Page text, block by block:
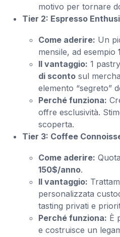
motivo per tornare
Tier 2: Espresso
Come aderire: Un
mensile, ad esempio
Il vantaggio: 1
di sconto sul
elemento “segreto”
Perché funziona:
offre esclusività.
scoperta.
Tier 3: Coffee
Come aderire:
150$/anno.
Il vantaggio:
personalizzata
tasting privati e
Perché funziona: È
e costruisce un